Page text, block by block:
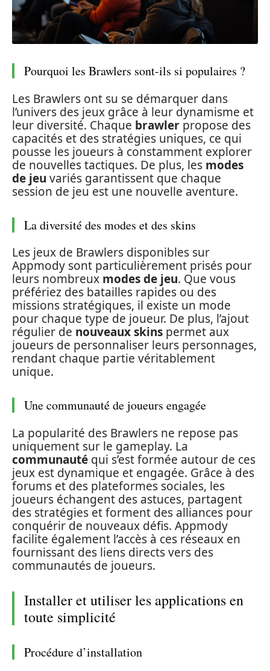
Pourquoi les Brawlers sont-ils si populaires ?
Les Brawlers ont su se démarquer dans
l’univers des jeux grâce à leur dynamisme et
leur diversité. Chaque brawler propose des
capacités et des stratégies uniques, ce qui
pousse les joueurs à constamment explorer
de nouvelles tactiques. De plus, les modes
de jeu variés garantissent que chaque
session de jeu est une nouvelle aventure.
La diversité des modes et des skins
Les jeux de Brawlers disponibles sur
Appmody sont particulièrement prisés pour
leurs nombreux modes de jeu. Que vous
préfériez des batailles rapides ou des
missions stratégiques, il existe un mode
pour chaque type de joueur. De plus, l’ajout
régulier de nouveaux skins permet aux
joueurs de personnaliser leurs personnages,
rendant chaque partie véritablement
unique.
Une communauté de joueurs engagée
La popularité des Brawlers ne repose pas
uniquement sur le gameplay. La
communauté qui s’est formée autour de ces
jeux est dynamique et engagée. Grâce à des
forums et des plateformes sociales, les
joueurs échangent des astuces, partagent
des stratégies et forment des alliances pour
conquérir de nouveaux défis. Appmody
facilite également l’accès à ces réseaux en
fournissant des liens directs vers des
communautés de joueurs.
Installer et utiliser les applications en
toute simplicité
Procédure d’installation